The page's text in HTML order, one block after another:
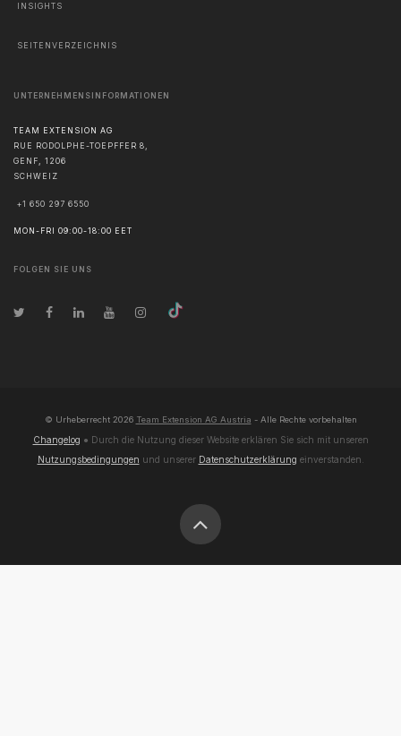
INSIGHTS
SEITENVERZEICHNIS
UNTERNEHMENSINFORMATIONEN
TEAM EXTENSION AG
RUE RODOLPHE-TOEPFFER 8,
GENF, 1206
SCHWEIZ
+1 650 297 6550
MON-FRI 09:00-18:00 EET
FOLGEN SIE UNS
© Urheberrecht 2026 Team Extension AG Austria - Alle Rechte vorbehalten
Changelog ● Durch die Nutzung dieser Website erklären Sie sich mit unseren
Nutzungsbedingungen und unserer Datenschutzerklärung einverstanden.